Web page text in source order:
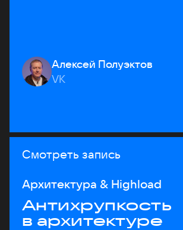
Алексей Полуэктов
VK
Смотреть запись
Архитектура & Highload
Антихрупкость
в архитектуре